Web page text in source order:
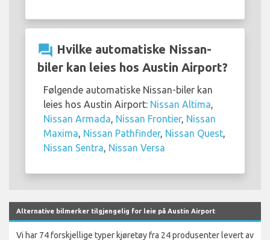
question_answer Hvilke automatiske Nissan-
biler kan leies hos Austin Airport?
Følgende automatiske Nissan-biler kan
leies hos Austin Airport: Nissan Altima,
Nissan Armada, Nissan Frontier, Nissan
Maxima, Nissan Pathfinder, Nissan Quest,
Nissan Sentra, Nissan Versa
Alternative bilmerker tilgjengelig for leie på Austin Airport
Vi har 74 forskjellige typer kjøretøy fra 24 produsenter levert av